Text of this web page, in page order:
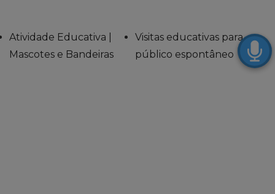
Atividade Educativa |
Mascotes e Bandeiras
Visitas educativas para
público espontâneo